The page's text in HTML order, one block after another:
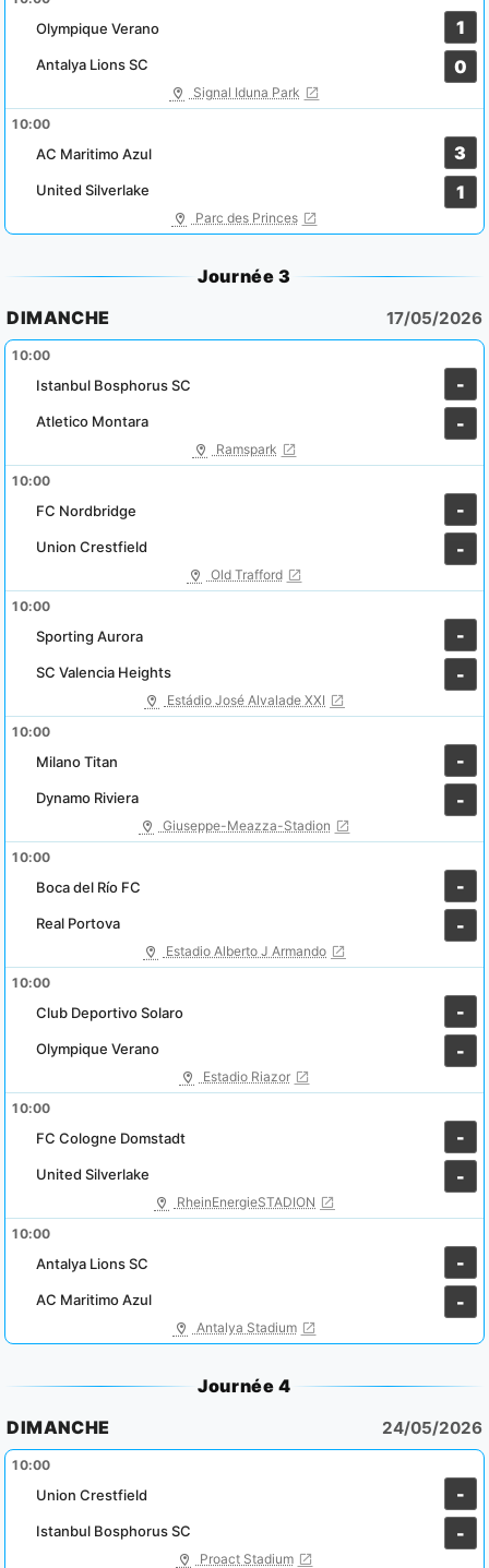
Olympique Verano
1
0
Antalya Lions SC
Signal Iduna Park
10:00
AC Maritimo Azul
3
1
United Silverlake
Parc des Princes
Journée 3
DIMANCHE
17/05/2026
10:00
Istanbul Bosphorus SC
-
-
Atletico Montara
Ramspark
10:00
FC Nordbridge
-
-
Union Crestfield
Old Trafford
10:00
Sporting Aurora
-
-
SC Valencia Heights
Estádio José Alvalade XXI
10:00
Milano Titan
-
-
Dynamo Riviera
Giuseppe-Meazza-Stadion
10:00
Boca del Río FC
-
-
Real Portova
Estadio Alberto J Armando
10:00
Club Deportivo Solaro
-
-
Olympique Verano
Estadio Riazor
10:00
FC Cologne Domstadt
-
-
United Silverlake
RheinEnergieSTADION
10:00
Antalya Lions SC
-
-
AC Maritimo Azul
Antalya Stadium
Journée 4
DIMANCHE
24/05/2026
10:00
Union Crestfield
-
-
Istanbul Bosphorus SC
Proact Stadium